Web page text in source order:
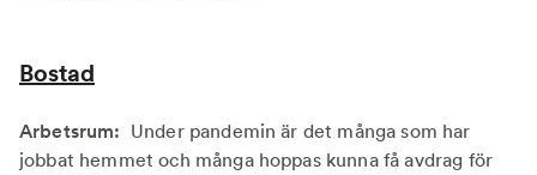
Bostad
Arbetsrum: Under pandemin är det många som har
jobbat hemmet och många hoppas kunna få avdrag för